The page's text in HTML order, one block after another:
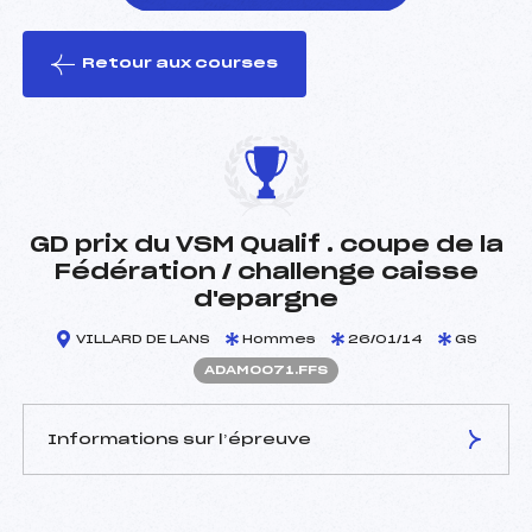
le ski
Retour aux courses
GD prix du VSM Qualif . coupe de la
Fédération / challenge caisse
d'epargne
VILLARD DE LANS Hommes 26/01/14 GS
ADAM0071.FFS
Informations sur l’épreuve